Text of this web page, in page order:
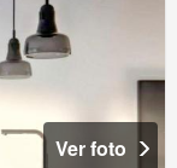
Ver foto